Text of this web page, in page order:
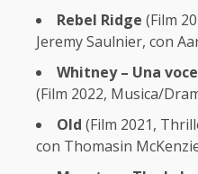
Rebel Ridge (Film
Jeremy Saulnier, con
Whitney – Una
(Film 2022, Musica/
Old (Film 2021,
con Thomasin